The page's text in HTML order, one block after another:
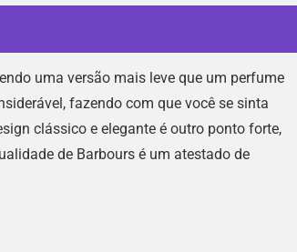
uma versão mais leve que um perfume
fazendo com que você se sinta
clássico e elegante é outro ponto forte,
de Barbours é um atestado de